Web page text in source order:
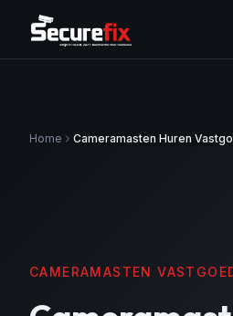
Home Cameramasten Huren
CAMERAMASTEN